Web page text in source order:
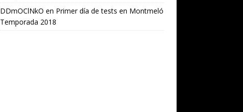
DDmOClNkO en Primer día de tests en Montmeló
Temporada 2018